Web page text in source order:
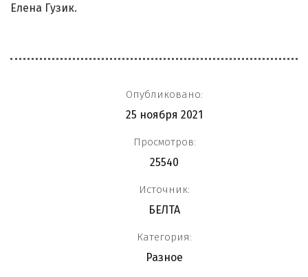
Елена Гузик.
Опубликовано:
25 ноября 2021
Просмотров:
25540
Источник:
БЕЛТА
Категория:
Разное